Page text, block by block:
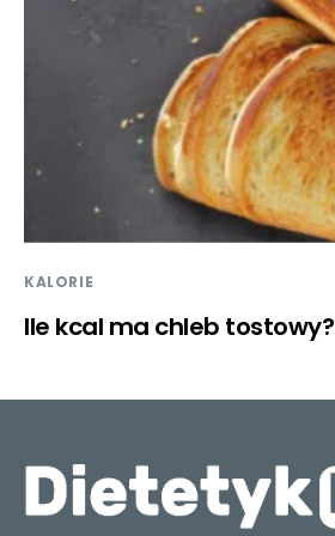
KALORIE
Ile kcal ma chleb tostowy?